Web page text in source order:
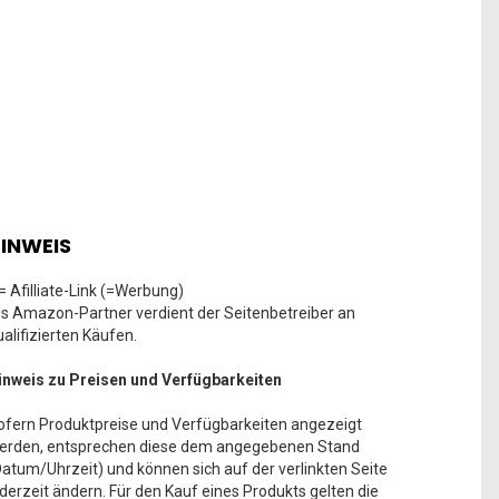
Afilliate-Link (=Werbung)
Amazon-Partner verdient der Seitenbetreiber an
Käufen.
zu Preisen und Verfügbarkeiten
Produktpreise und Verfügbarkeiten angezeigt
entsprechen diese dem angegebenen Stand
Uhrzeit) und können sich auf der verlinkten Seite
ändern. Für den Kauf eines Produkts gelten die